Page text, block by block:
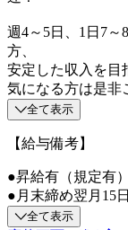
週4～5日、1日7
方、
安定した収入を目
気になる方は是非
全て表示
【給与備考】
●昇給有（規定有）
●月末締め翌月15
全て表示